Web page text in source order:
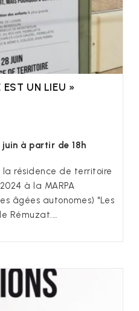
EST UN LIEU »
juin à partir de 18h
résidence de territoire
à la MARPA
âgées autonomes) "Les
Rémuzat.…